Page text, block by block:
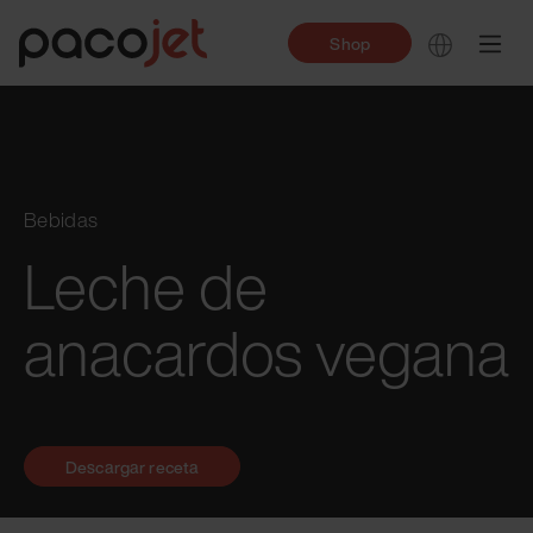
Shop
Bebidas
Leche de
anacardos vegana
Descargar receta